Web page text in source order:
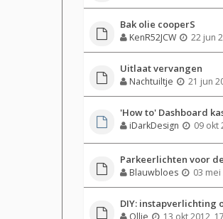
Bak olie cooperS
KenR52JCW 22 jun
Uitlaat vervangen
Nachtuiltje 21 jun
'How to' Dashboard
iDarkDesign 09 okt
Parkeerlichten voor
Blauwbloes 03 mei
DIY: instapverlichting
Ollie 13 okt 2012,